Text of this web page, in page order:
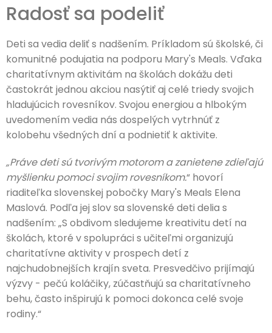
Radosť sa podeliť
Deti sa vedia deliť s nadšením. Príkladom sú školské, či
komunitné podujatia na podporu Mary's Meals. Vďaka
charitatívnym aktivitám na školách dokážu deti
častokrát jednou akciou nasýtiť aj celé triedy svojich
hladujúcich rovesníkov. Svojou energiou a hlbokým
uvedomením vedia nás dospelých vytrhnúť z
kolobehu všedných dní a podnietiť k aktivite.
„Práve deti sú tvorivým motorom a zanietene zdieľajú
myšlienku pomoci svojim rovesníkom.“ hovorí
riaditeľka slovenskej pobočky Mary's Meals Elena
Maslová. Podľa jej slov sa slovenské deti delia s
nadšením: „S obdivom sledujeme kreativitu detí na
školách, ktoré v spolupráci s učiteľmi organizujú
charitatívne aktivity v prospech detí z
najchudobnejších krajín sveta. Presvedčivo prijímajú
výzvy - pečú koláčiky, zúčastňujú sa charitatívneho
behu, často inšpirujú k pomoci dokonca celé svoje
rodiny.“